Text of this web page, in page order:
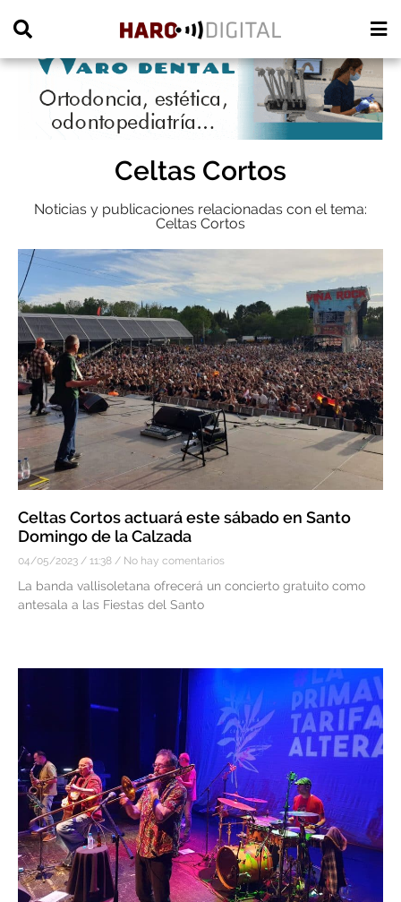
Celtas Cortos
Noticias y publicaciones relacionadas con el tema:
Celtas Cortos
Celtas Cortos actuará este sábado en Santo
Domingo de la Calzada
04/05/2023 11:38 No hay comentarios
La banda vallisoletana ofrecerá un concierto gratuito como
antesala a las Fiestas del Santo